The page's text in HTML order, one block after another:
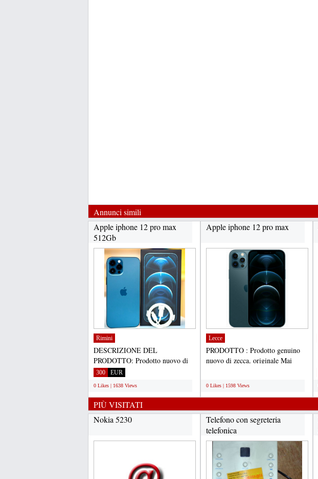
Annunci simili
Apple iphone 12 pro max
512Gb
Rimini
DESCRIZIONE DEL
PRODOTTO: Prodotto nuovo di
zecca, originale autentico e
300 EUR
0 Likes | 1638 Views
Apple iphone 12 pro max
Lecce
PRODOTTO : Prodotto genuino
nuovo di zecca, originale Mai
0 Likes | 1598 Views
PIÙ VISITATI
Nokia 5230
Telefono con segreteria
telefonica